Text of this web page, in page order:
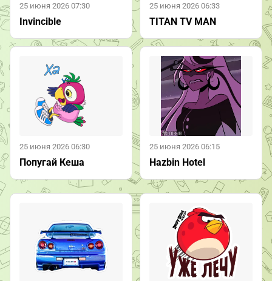
25 июня 2026 07:30
Invincible
25 июня 2026 06:33
TITAN TV MAN
25 июня 2026 06:30
Попугай Кеша
25 июня 2026 06:15
Hazbin Hotel